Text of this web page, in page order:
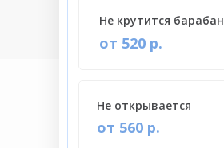
от 520 р.
Не крутится барабан
от 560 р.
Не открывается